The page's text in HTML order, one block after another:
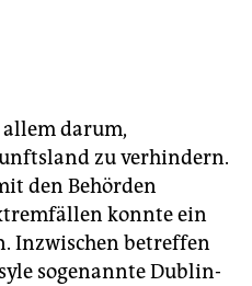
darum,
zu verhindern.
den Behörden
konnte ein
Inzwischen betreffen
sogenannte Dublin-